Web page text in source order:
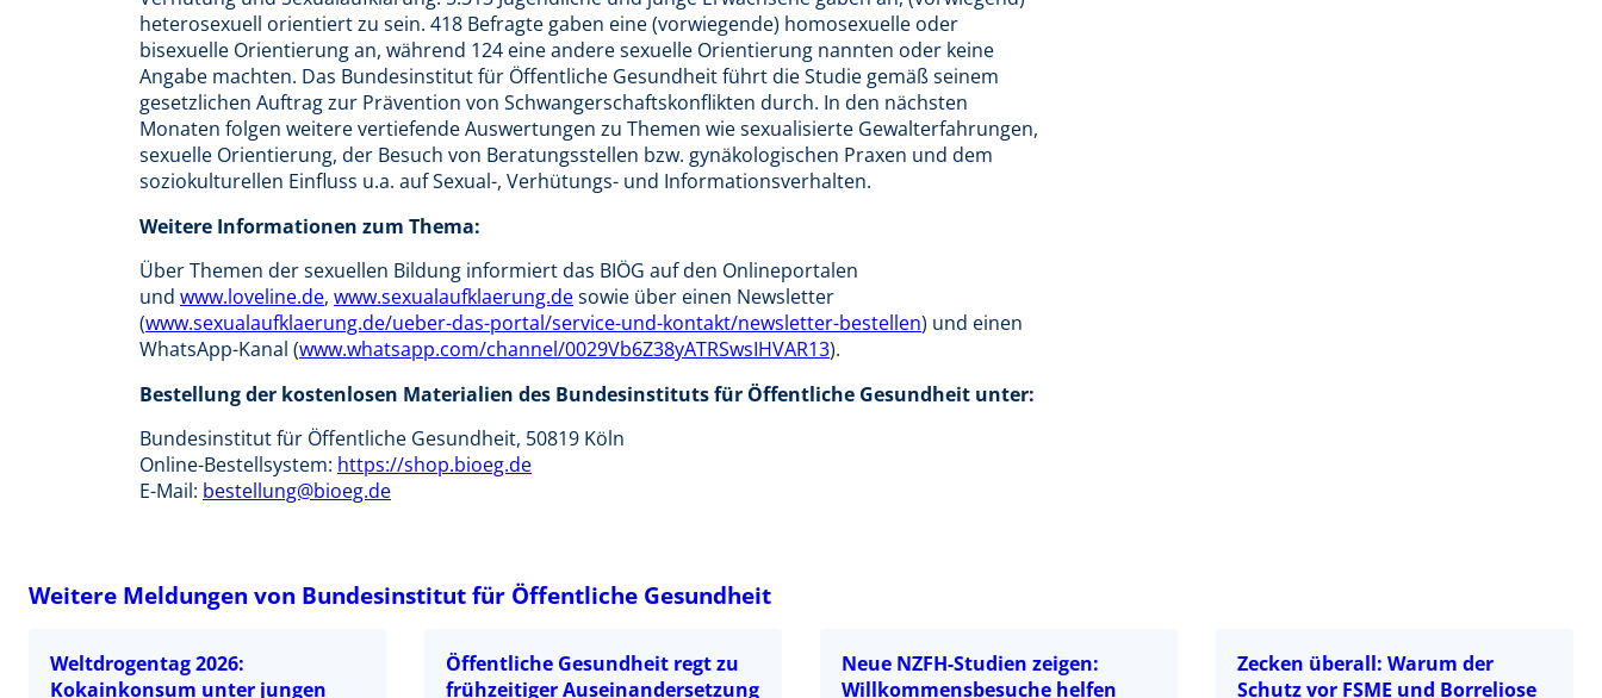
heterosexuell orientiert zu sein. 418 Befragte gaben eine (vorwiegende) homosexuelle oder
bisexuelle Orientierung an, während 124 eine andere sexuelle Orientierung nannten oder keine
Angabe machten. Das Bundesinstitut für Öffentliche Gesundheit führt die Studie gemäß seinem
gesetzlichen Auftrag zur Prävention von Schwangerschaftskonflikten durch. In den nächsten
Monaten folgen weitere vertiefende Auswertungen zu Themen wie sexualisierte Gewalterfahrungen,
sexuelle Orientierung, der Besuch von Beratungsstellen bzw. gynäkologischen Praxen und dem
soziokulturellen Einfluss u.a. auf Sexual-, Verhütungs- und Informationsverhalten.
Weitere Informationen zum Thema:
Über Themen der sexuellen Bildung informiert das BIÖG auf den Onlineportalen
und www.loveline.de, www.sexualaufklaerung.desowie über einen Newsletter
(www.sexualaufklaerung.de/ueber-das-portal/service-und-kontakt/newsletter-bestellen) und einen
WhatsApp-Kanal (www.whatsapp.com/channel/0029Vb6Z38yATRSwsIHVAR13).
Bestellung der kostenlosen Materialien des Bundesinstituts für Öffentliche Gesundheit unter:
Bundesinstitut für Öffentliche Gesundheit, 50819 Köln
Online-Bestellsystem: https://shop.bioeg.de
E-Mail: bestellung@bioeg.de
Weitere Meldungen von Bundesinstitut für Öffentliche Gesundheit
Weltdrogentag 2026:
Kokainkonsum unter jungen
Öffentliche Gesundheit regt zu
frühzeitiger Auseinandersetzung
Neue NZFH-Studien zeigen:
Willkommensbesuche helfen
Zecken überall: Warum der
Schutz vor FSME und Borreliose